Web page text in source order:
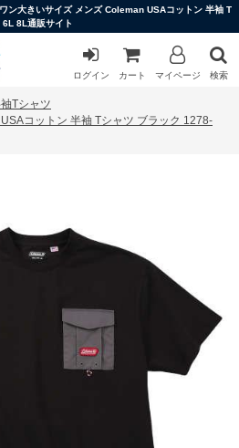
ン大きいサイズ メンズ Coleman USAコットン 半袖 T
8L通販サイト
ログイン カート マイページ 検索
Tシャツ
コットン 半袖 Tシャツ ブラック 1278-